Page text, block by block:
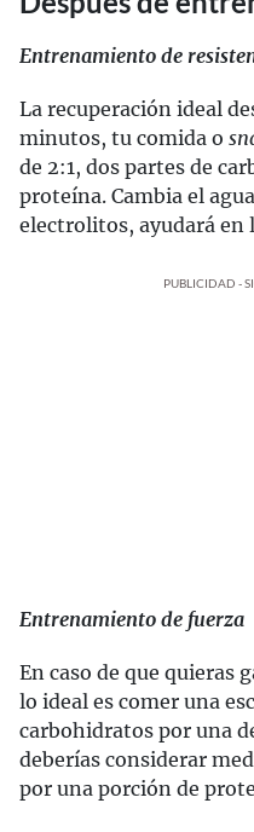
Entrenamiento de
La recuperación ideal
minutos, tu comida o
de 2:1, dos partes de
proteína. Cambia el
electrolitos, ayudará en
PUBLICIDAD -
Entrenamiento de fuerza
En caso de que quieras
lo ideal es comer una
carbohidratos por una
deberías considerar
por una porción de